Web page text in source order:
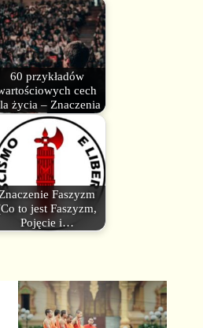
60 przykładów
cech
życia – Znaczenia
Znaczenie Faszyzm
to jest Faszyzm,
Pojęcie i…